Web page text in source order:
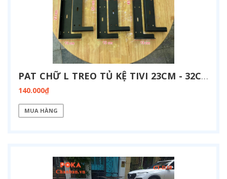
PAT CHỮ L TREO TỦ KỆ TIVI 23CM - 32CM - 45CM
140.000₫
MUA HÀNG